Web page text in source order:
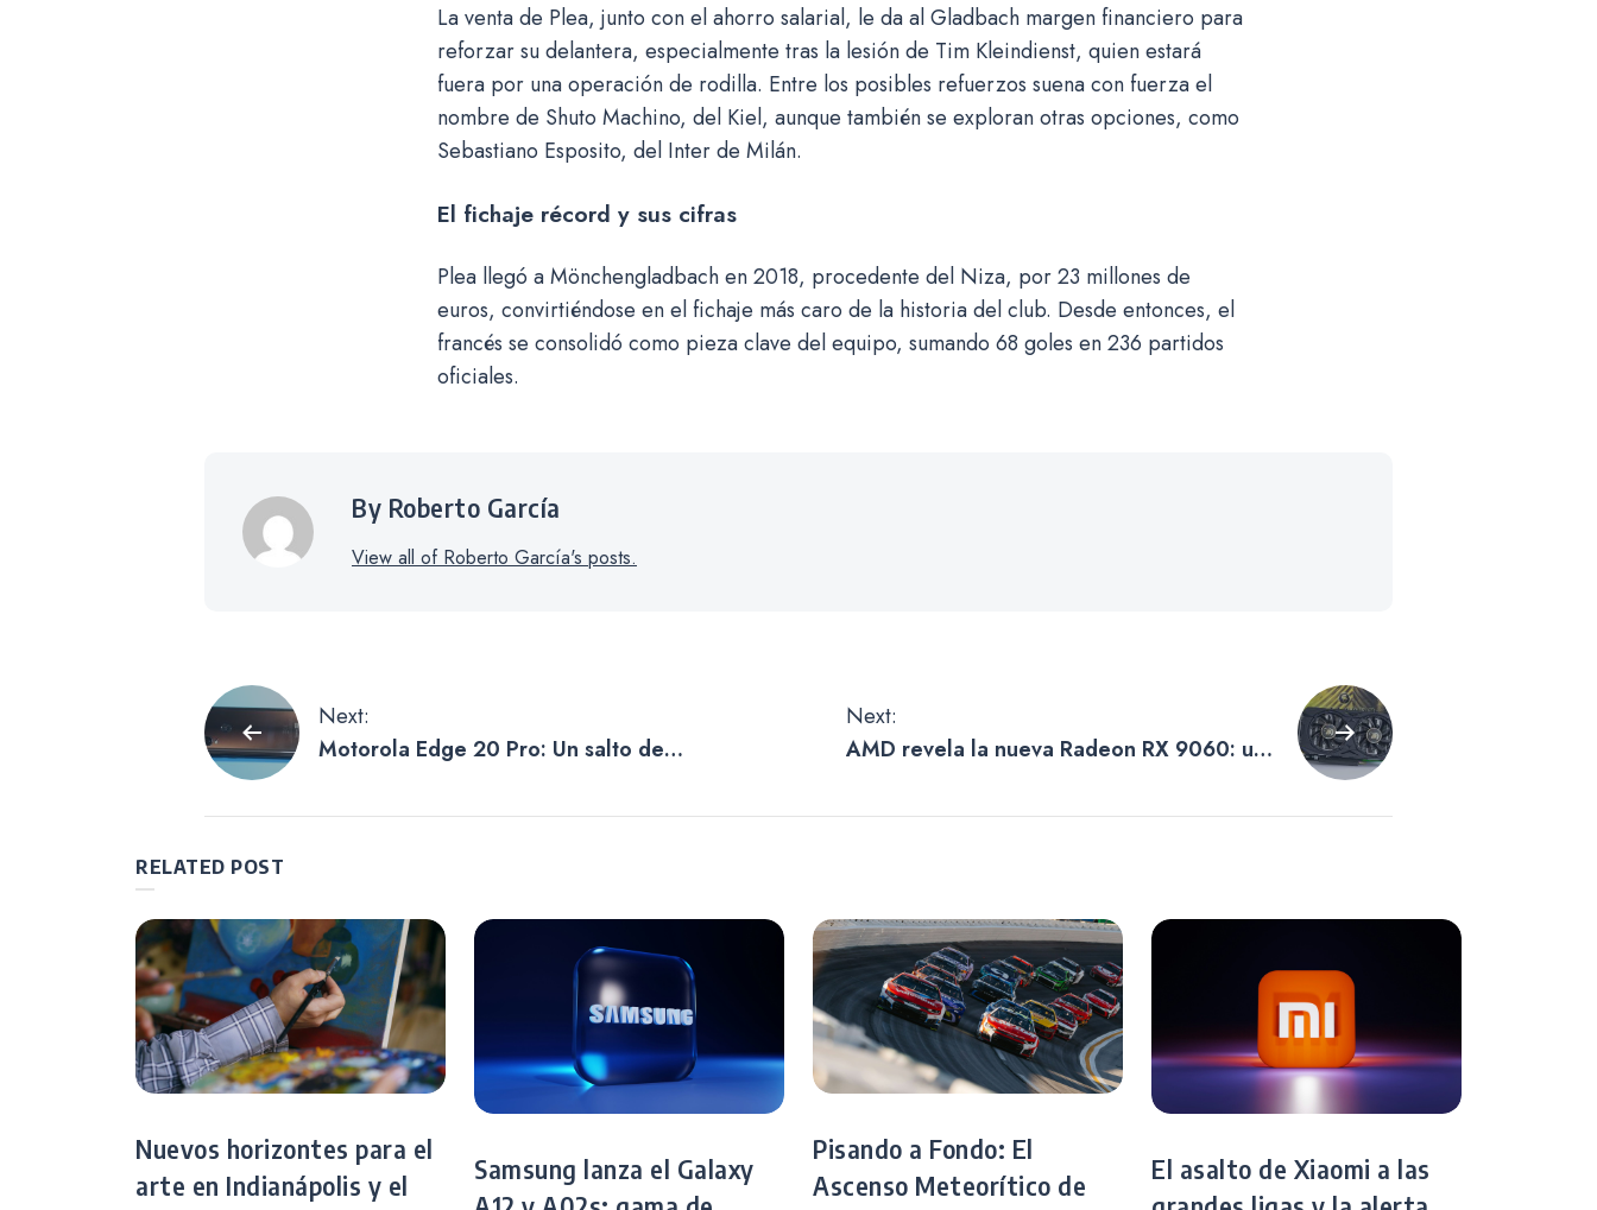
La venta de Plea, junto con el ahorro salarial, le da al Gladbach margen financiero para
reforzar su delantera, especialmente tras la lesión de Tim Kleindienst, quien estará
fuera por una operación de rodilla. Entre los posibles refuerzos suena con fuerza el
nombre de Shuto Machino, del Kiel, aunque también se exploran otras opciones, como
Sebastiano Esposito, del Inter de Milán.
El fichaje récord y sus cifras
Plea llegó a Mönchengladbach en 2018, procedente del Niza, por 23 millones de
euros, convirtiéndose en el fichaje más caro de la historia del club. Desde entonces, el
francés se consolidó como pieza clave del equipo, sumando 68 goles en 236 partidos
oficiales.
By Roberto García
View all of Roberto García's posts.
Navegación
de
entradas
Next:
Motorola Edge 20 Pro: Un salto de
mejorar
Next:
AMD revela la nueva Radeon RX 9060: una
RDNA 4
RELATED POST
Nuevos horizontes para el
arte en Indianápolis y el
Samsung lanza el Galaxy
Pisando a Fondo: El
Ascenso Meteorítico de
El asalto de Xiaomi a las